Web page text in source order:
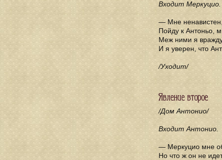
Входит Меркуцио.
— Мне
Пойду к Антоньо,
Меж ними я
И я уверен, что
/Уходит/
Явление второе
/Дом Антонио/
Входит Антонио.
— Меркуцио мне
Но что ж он не